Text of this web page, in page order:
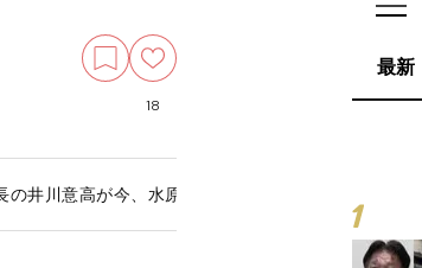
18
の井川意高が今、水原一平に思うこと「大谷選手
最新